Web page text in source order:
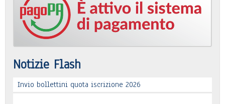
Notizie Flash
Invio bollettini quota iscrizione 2026